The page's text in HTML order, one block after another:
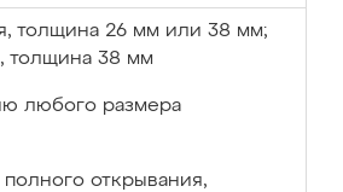
толщина 26 мм или 38 мм;
толщина 38 мм
любого размера
полного открывания,